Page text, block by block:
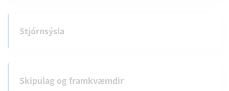
Stjórnsýsla
Skipulag og framkvæmdir